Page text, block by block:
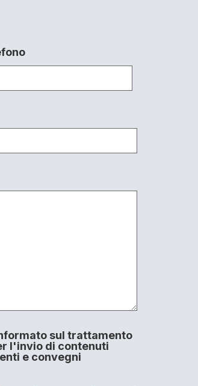
sul trattamento
l'invio di contenuti
e convegni